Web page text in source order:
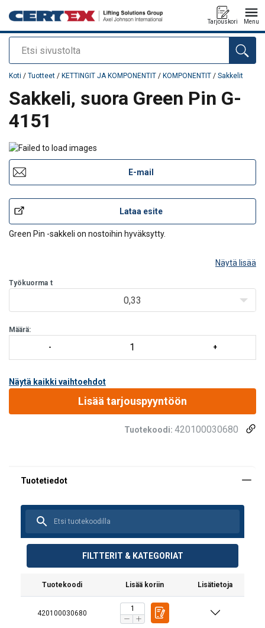
Etsi
Tarjouskori Menu
Tuote lisätty tarjouspyyntöön
Koti / Tuotteet / KETTINGIT JA KOMPONENTIT / KOMPONENTIT / Sakkelit
Sakkeli, suora Green Pin G-
4151
E-mail
Lataa esite
Green Pin -sakkeli on nostoihin hyväksytty.
Näytä lisää
Työkuorma t
0,33
Määrä:
Näytä kaikki vaihtoehdot
Lisää tarjouspyyntöön
Tuotekoodi: 420100030680
FILTTERIT & KATEGORIAT
Tuotekoodi Lisää koriin Lisätietoja
420100030680